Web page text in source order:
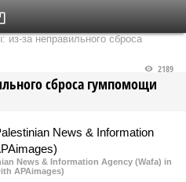
выпуск
из-за неправильного сброса
сброса гумпомощи
2189
News & Information Agency (Wafa) in
APAimages)